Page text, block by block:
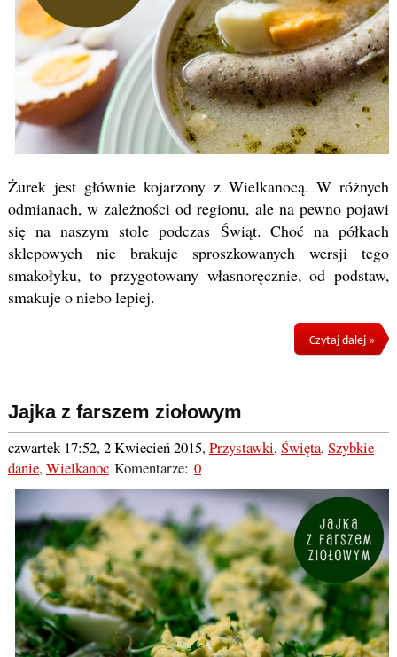
Żurek jest głównie kojarzony z Wielkanocą. W różnych
odmianach, w zależności od regionu, ale na pewno pojawi
się na naszym stole podczas Świąt. Choć na półkach
sklepowych nie brakuje sproszkowanych wersji tego
smakołyku, to przygotowany własnoręcznie, od podstaw,
smakuje o niebo lepiej.
Czytaj dalej »
Jajka z farszem ziołowym
czwartek 17:52, 2 Kwiecień 2015,Przystawki,Święta,Szybkie
danie,WielkanocKomentarze: 0